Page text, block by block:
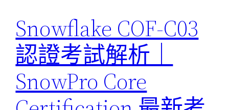
Snowflake COF-C03
認證考試解析｜
SnowPro Core